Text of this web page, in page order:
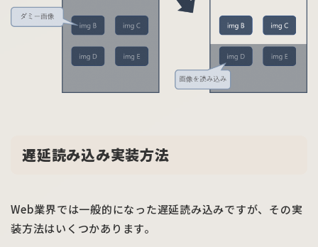
遅延読み込み実装方法
Web業界では一般的になった遅延読み込みですが、その実
装方法はいくつかあります。